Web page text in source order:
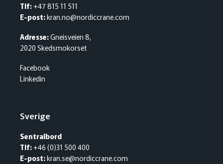
Tlf:+47 815 11 511
E-post:kran.no@nordiccrane.com
Adresse:Gneisveien 8,
2020 Skedsmokorset
Facebook
Linkedin
Sverige
Sentralbord
Tlf:+46 (0)31 500 400
E-post:kran.se@nordiccrane.com